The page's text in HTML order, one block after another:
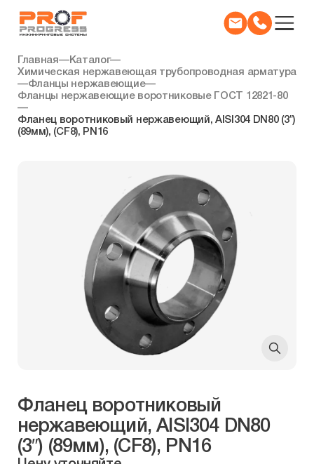
Главная—Каталог—
Химическая нержавеющая трубопроводная арматура
—Фланцы нержавеющие—
Фланцы нержавеющие воротниковые ГОСТ 12821-80
—
Фланец воротниковый нержавеющий, AISI304 DN80 (3″)
(89мм), (CF8), РN16
Фланец воротниковый
нержавеющий, AISI304 DN80
(3″) (89мм), (CF8), РN16